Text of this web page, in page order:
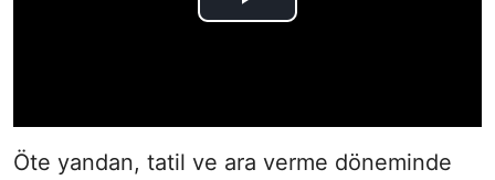
Öte yandan, tatil ve ara verme döneminde